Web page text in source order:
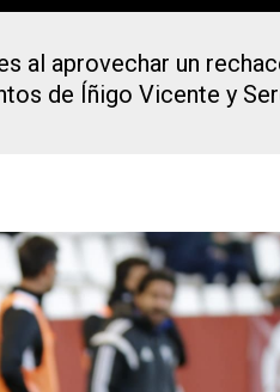
al aprovechar un
de Íñigo Vicente y